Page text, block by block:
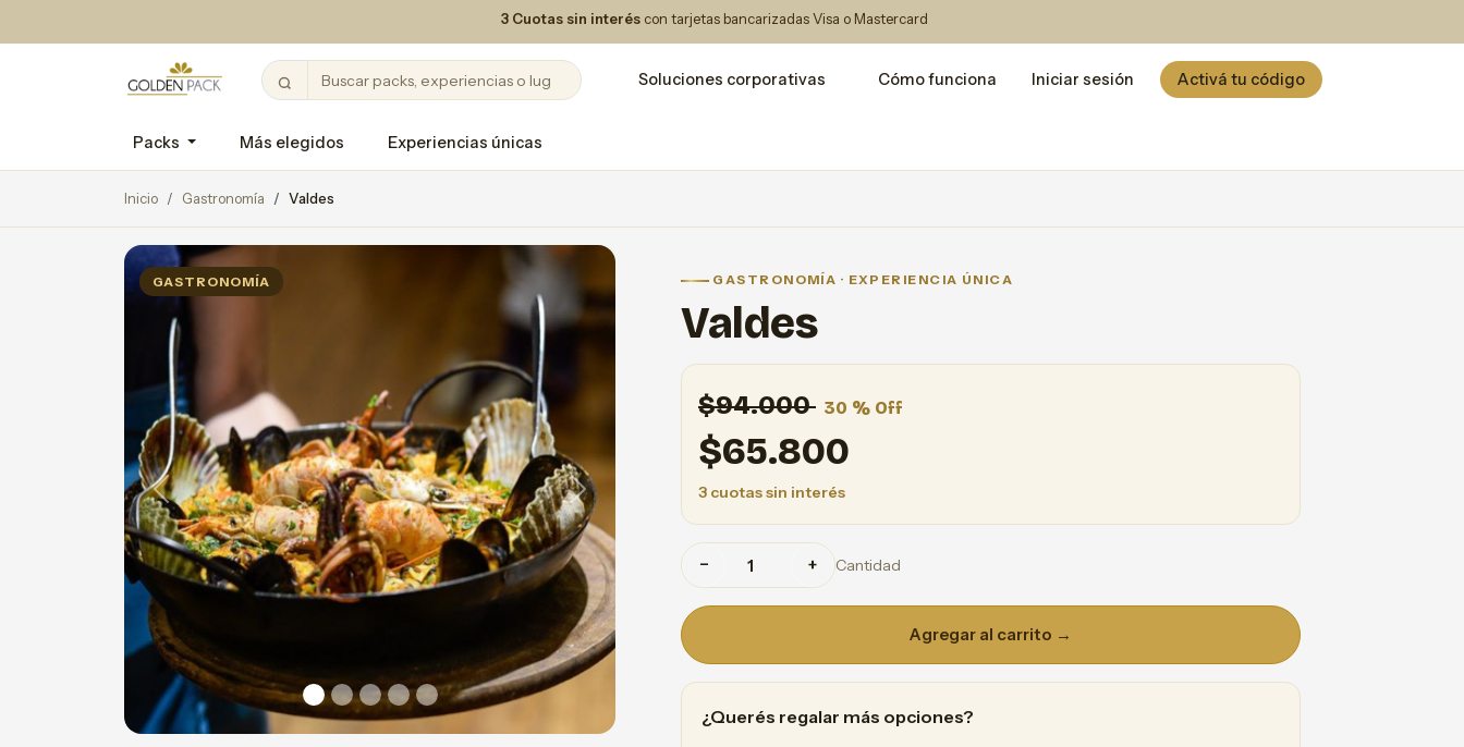
3 Cuotas sin interés con tarjetas bancarizadas Visa o Mastercard
Soluciones corporativas Cómo funciona Iniciar sesión Activá tu código
Packs Más elegidos Experiencias únicas
Inicio Gastronomía Valdes
GASTRONOMÍA
Previous Next
GASTRONOMÍA · EXPERIENCIA ÚNICA
Valdes
$94.000 30 % Off
$65.800
3 cuotas sin interés
− + Cantidad
Agregar al carrito →
¿Querés regalar más opciones?